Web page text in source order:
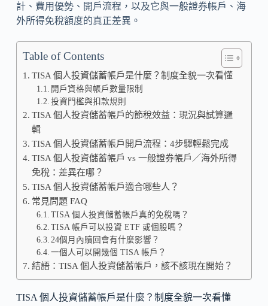
計、費用優勢、開戶流程，以及它與一般證券帳戶、海
外所得免稅額度的真正差異。
Table of Contents
TISA 個人投資儲蓄帳戶是什麼？制度全貌一次看懂
開戶資格與帳戶數量限制
投資門檻與扣款規則
TISA 個人投資儲蓄帳戶的節稅效益：現況與試算邏
輯
TISA 個人投資儲蓄帳戶開戶流程：4步驟輕鬆完成
TISA 個人投資儲蓄帳戶 vs 一般證券帳戶／海外所得
免稅：差異在哪？
TISA 個人投資儲蓄帳戶適合哪些人？
常見問題 FAQ
TISA 個人投資儲蓄帳戶真的免稅嗎？
TISA 帳戶可以投資 ETF 或個股嗎？
24個月內贖回會有什麼影響？
一個人可以開幾個 TISA 帳戶？
結語：TISA 個人投資儲蓄帳戶，該不該現在開始？
TISA 個人投資儲蓄帳戶是什麼？制度全貌一次看懂